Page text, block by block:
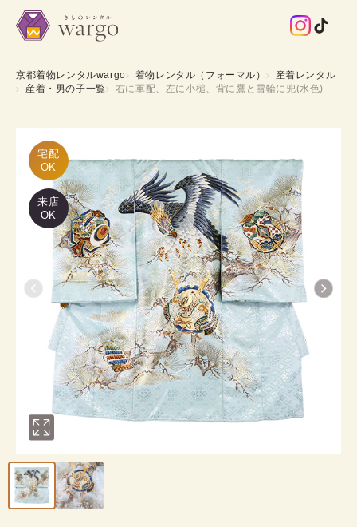
京都着物レンタルwargo 着物レンタル（フォーマル）
産着レンタル
産着・男の子一覧
右に軍配、左に小槌、背に鷹と雪輪に兜(水色)
宅配
OK
来店
OK